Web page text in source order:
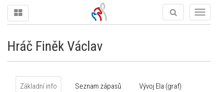
Hráč Finěk Václav
Základní info Seznam zápasů Vývoj Ela (graf)